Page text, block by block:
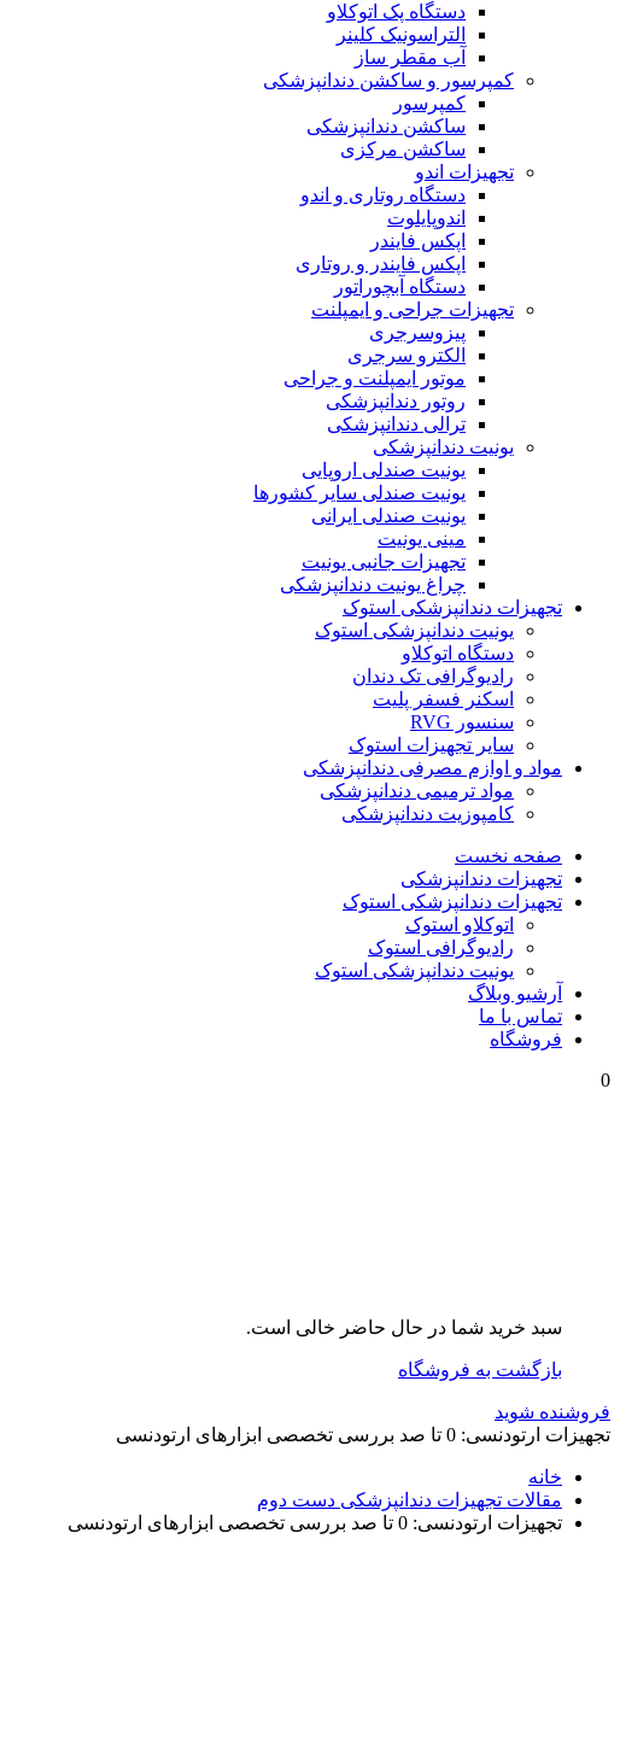
دستگاه پک اتوکلاو
التراسونیک کلینر
آب مقطر ساز
کمپرسور و ساکشن دندانپزشکی
کمپرسور
ساکشن دندانپزشکی
ساکشن مرکزی
تجهیزات اندو
دستگاه روتاری و اندو
اندوپایلوت
اپکس فایندر
اپکس فایندر و روتاری
دستگاه آبچوراتور
تجهیزات جراحی و ایمپلنت
پیزوسرجری
الکترو سرجری
موتور ایمپلنت و جراحی
روتور دندانپزشکی
ترالی دندانپزشکی
یونیت دندانپزشکی
یونیت صندلی اروپایی
یونیت صندلی سایر کشورها
یونیت صندلی ایرانی
مینی یونیت
تجهیزات جانبی یونیت
چراغ یونیت دندانپزشکی
تجهیزات دندانپزشکی استوک
یونیت دندانپزشکی استوک
دستگاه اتوکلاو
رادیوگرافی تک دندان
اسکنر فسفر پلیت
سنسور RVG
سایر تجهیزات استوک
مواد و اوازم مصرفی دندانپزشکی
مواد ترمیمی دندانپزشکی
کامپوزیت دندانپزشکی
صفحه نخست
تجهیزات دندانپزشکی
تجهیزات دندانپزشکی استوک
اتوکلاو استوک
رادیوگرافی استوک
یونیت دندانپزشکی استوک
آرشیو وبلاگ
تماس با ما
فروشگاه
0
سبد خرید شما در حال حاضر خالی است.
بازگشت به فروشگاه
فروشنده شوید
تجهیزات ارتودنسی: 0 تا صد بررسی تخصصی ابزارهای ارتودنسی
خانه
مقالات تجهیزات دندانپزشکی دست دوم
تجهیزات ارتودنسی: 0 تا صد بررسی تخصصی ابزارهای ارتودنسی